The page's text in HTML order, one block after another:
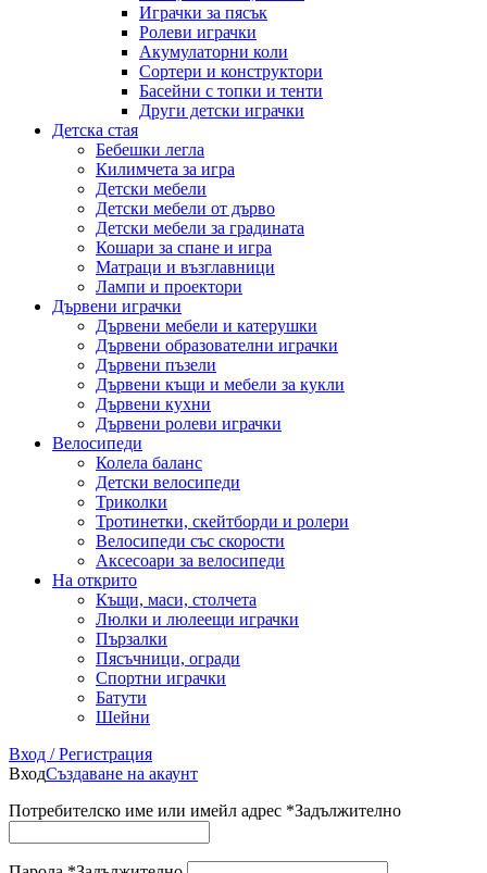
Играчки за пясък
Ролеви играчки
Акумулаторни коли
Сортери и конструктори
Басейни с топки и тенти
Други детски играчки
Детска стая
Бебешки легла
Килимчета за игра
Детски мебели
Детски мебели от дърво
Детски мебели за градината
Кошари за спане и игра
Матраци и възглавници
Лампи и проектори
Дървени играчки
Дървени мебели и катерушки
Дървени образователни играчки
Дървени пъзели
Дървени къщи и мебели за кукли
Дървени кухни
Дървени ролеви играчки
Велосипеди
Колела баланс
Детски велосипеди
Триколки
Тротинетки, скейтборди и ролери
Велосипеди със скорости
Аксесоари за велосипеди
На открито
Къщи, маси, столчета
Люлки и люлеещи играчки
Пързалки
Пясъчници, огради
Спортни играчки
Батути
Шейни
Вход / Регистрация
ВходСъздаване на акаунт
Потребителско име или имейл адрес *Задължително